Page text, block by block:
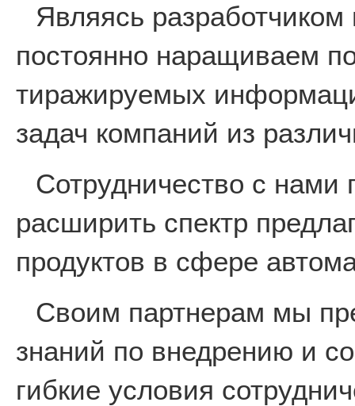
Являясь
постоянно наращиваем
тиражируемых
задач компаний из
Сотрудничество с нами
расширить спектр
продуктов в сфере
Своим партнерам мы
знаний по внедрению и
гибкие условия